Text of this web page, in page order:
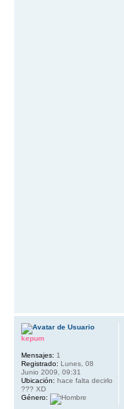
kepum
Mensajes: 1
Registrado: Lunes, 08
Junio 2009, 09:31
Ubicación: hace falta decirlo
??? XD
Género: